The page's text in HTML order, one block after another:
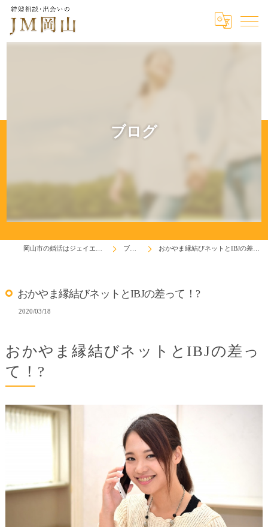
ブログ
ブログ おかやま縁結びネットとIBJの差って！?
おかやま縁結びネットとIBJの差って！?
2020/03/18
おかやま縁結びネットとIBJの差っ
て！?